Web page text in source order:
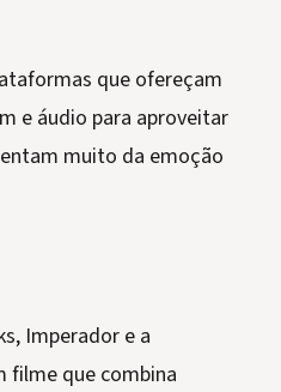
que ofereçam
e áudio para aproveitar
muito da emoção
Imperador e a
filme que combina